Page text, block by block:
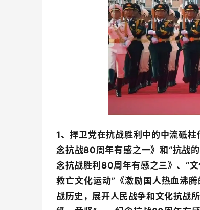
1、捍卫党在抗战胜利中的中流砥柱
念抗战80周年有感之一》和“抗战
念抗战胜利80周年有感之三》、“
救亡文化运动”《激励国人热血沸
战历史，展开人民战争和文化抗战